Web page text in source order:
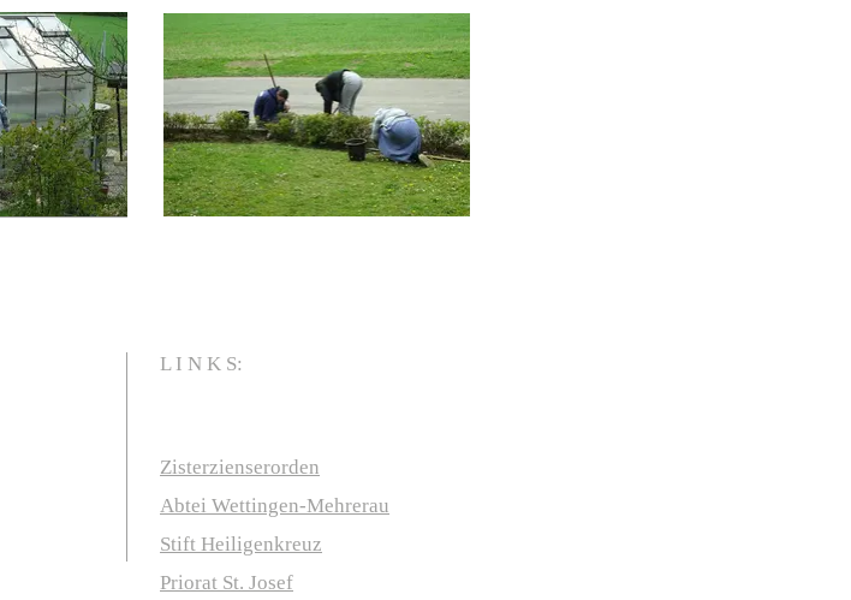
L I N K S:
Zisterzienserorden
Abtei Wettingen-Mehrerau
Stift Heiligenkreuz
Priorat St. Josef